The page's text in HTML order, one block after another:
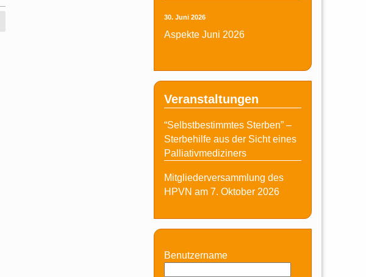
30. Juni 2026
Aspekte Juni 2026
Veranstaltungen
“Selbstbestimmtes Sterben” –
Sterbehilfe aus der Sicht eines
Palliativmediziners
Mitgliederversammlung des
HPVN am 7. Oktober 2026
Benutzername